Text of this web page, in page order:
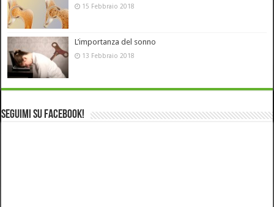
15 Febbraio 2018
L’importanza del sonno
13 Febbraio 2018
Seguimi su Facebook!